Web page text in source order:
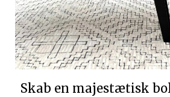
Skab en majestætisk